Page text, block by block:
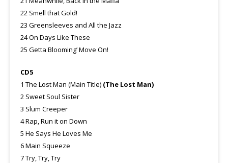
22 Smell that Gold!
23 Greensleeves and All the Jazz
24 On Days Like These
25 Getta Blooming’ Move On!
CD5
1 The Lost Man (Main Title) (The Lost Man)
2 Sweet Soul Sister
3 Slum Creeper
4 Rap, Run it on Down
5 He Says He Loves Me
6 Main Squeeze
7 Try, Try, Try